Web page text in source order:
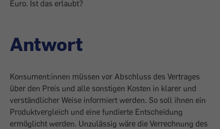
Euro. Ist das erlaubt?
Antwort
Konsument:innen müssen vor Abschluss des Vertrages
über den Preis und alle sonstigen Kosten in klarer und
verständlicher Weise informiert werden. So soll ihnen ein
Produktvergleich und eine fundierte Entscheidung
ermöglicht werden. Unzulässig wäre die Verrechnung des